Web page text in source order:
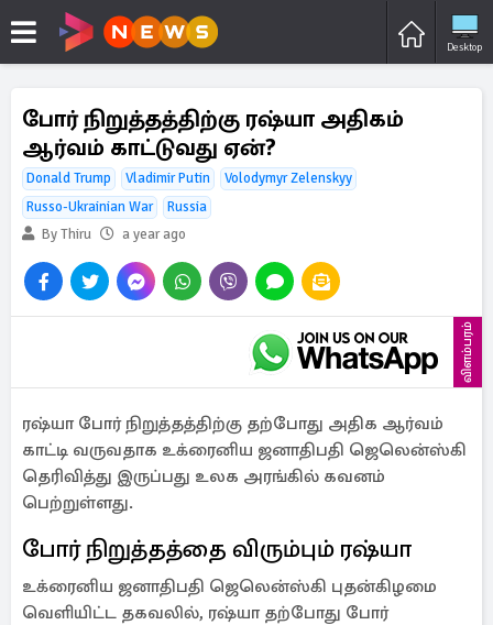
Desktop
போர் நிறுத்தத்திற்கு ரஷ்யா அதிகம்
ஆர்வம் காட்டுவது ஏன்?
Donald Trump Vladimir Putin
Volodymyr Zelenskyy
Russo-Ukrainian War
Russia
By Thiru
a year ago
விளம்பரம்
ரஷ்யா போர் நிறுத்தத்திற்கு தற்போது அதிக ஆர்வம்
காட்டி வருவதாக உக்ரைனிய ஜனாதிபதி ஜெலென்ஸ்கி
தெரிவித்து இருப்பது உலக அரங்கில் கவனம்
பெற்றுள்ளது.
போர் நிறுத்தத்தை விரும்பும் ரஷ்யா
உக்ரைனிய ஜனாதிபதி ஜெலென்ஸ்கி புதன்கிழமை
வெளியிட்ட தகவலில், ரஷ்யா தற்போது போர்